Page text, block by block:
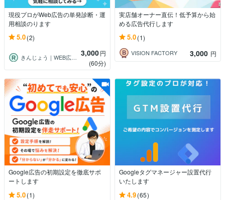
現役プロがWeb広告の単発診断・運
用相談のります
5.0(2)
きんじょう｜WEB広告運用 3,000円
(60分)
実店舗オーナー直伝！低予算から始
める広告代行します
5.0(1)
VISION FACTORY 3,000 円
Google広告の初期設定を徹底サポ
ートします
5.0(1)
Googleタグマネージャー設置代行
いたします
4.9(65)